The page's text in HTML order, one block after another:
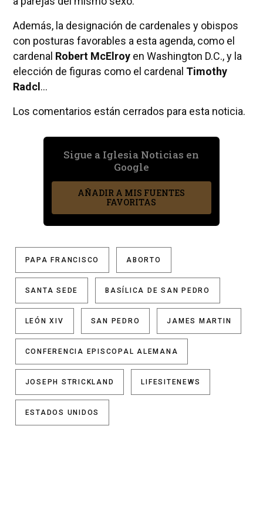
Además, la designación de cardenales y obispos
con posturas favorables a esta agenda, como el
cardenal Robert McElroyen Washington D.C., y la
elección de figuras como el cardenal Timothy
Radcl...
Los comentarios están cerrados para esta noticia.
Sigue a Iglesia Noticias en
Google
AÑADIR A MIS FUENTES
FAVORITAS
PAPA FRANCISCO ABORTO
SANTA SEDE BASÍLICA DE SAN PEDRO
LEÓN XIV SAN PEDRO JAMES MARTIN
CONFERENCIA EPISCOPAL ALEMANA
JOSEPH STRICKLAND LIFESITENEWS
ESTADOS UNIDOS